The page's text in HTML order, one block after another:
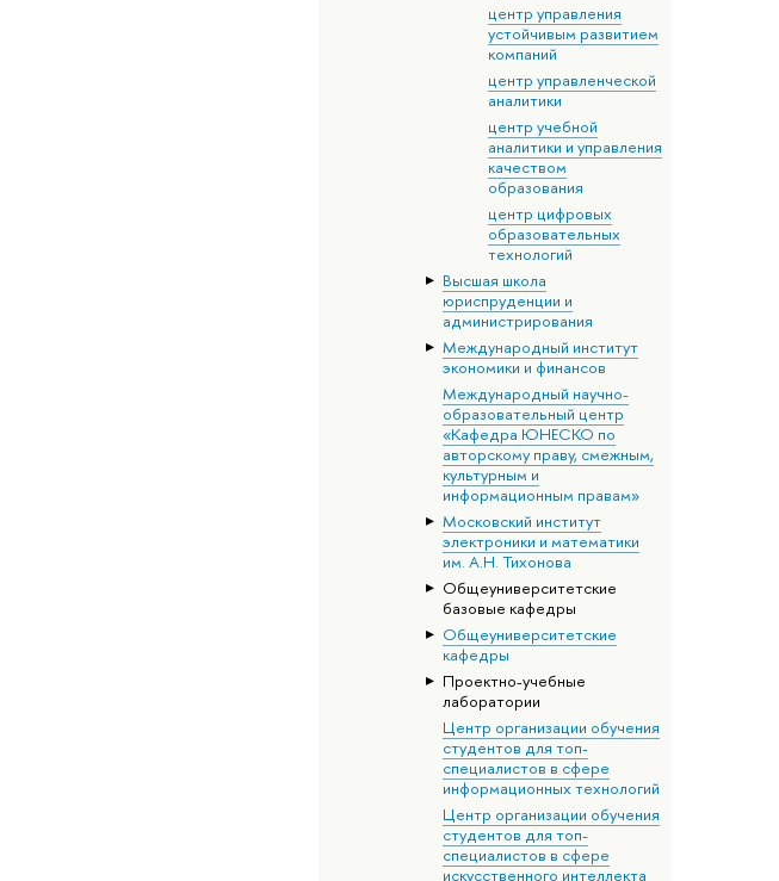
центр управления
устойчивым развитием
компаний
центр управленческой
аналитики
центр учебной
аналитики и управления
качеством
образования
центр цифровых
образовательных
технологий
Высшая школа
юриспруденции и
администрирования
Международный институт
экономики и финансов
Международный научно-
образовательный центр
«Кафедра ЮНЕСКО по
авторскому праву, смежным,
культурным и
информационным правам»
Московский институт
электроники и математики
им. А.Н. Тихонова
Общеуниверситетские
базовые кафедры
Общеуниверситетские
кафедры
Проектно-учебные
лаборатории
Центр организации обучения
студентов для топ-
специалистов в сфере
информационных технологий
Центр организации обучения
студентов для топ-
специалистов в сфере
искусственного интеллекта